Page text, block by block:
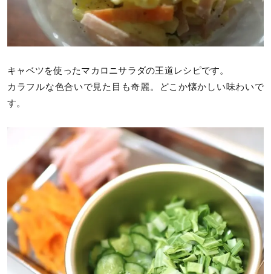
キャベツを使ったマカロニサラダの王道レシピです。
カラフルな色合いで見た目も奇麗。どこか懐かしい味わいで
す。